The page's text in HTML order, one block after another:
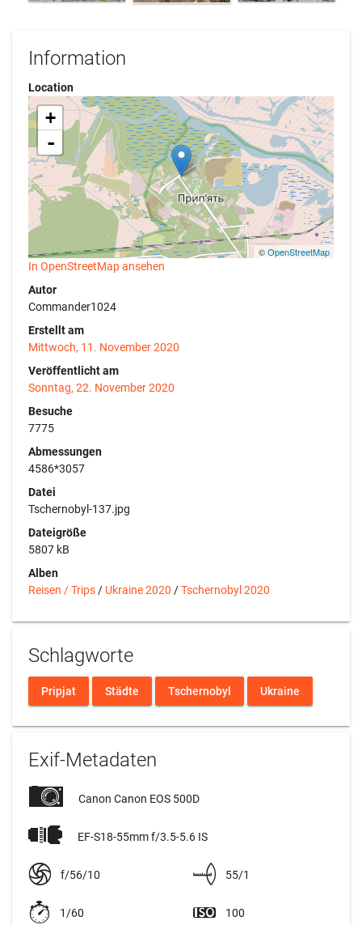
Information
Location
+
-
©OpenStreetMap
In OpenStreetMap ansehen
Autor
Commander1024
Erstellt am
Mittwoch, 11. November 2020
Veröffentlicht am
Sonntag, 22. November 2020
Besuche
7775
Abmessungen
4586*3057
Datei
Tschernobyl-137.jpg
Dateigröße
5807 kB
Alben
Reisen / Trips / Ukraine 2020 /Tschernobyl 2020
Schlagworte
Pripjat Städte Tschernobyl Ukraine
Exif-Metadaten
Canon Canon EOS 500D
EF-S18-55mm f/3.5-5.6 IS
f/56/10 55/1
1/60 100